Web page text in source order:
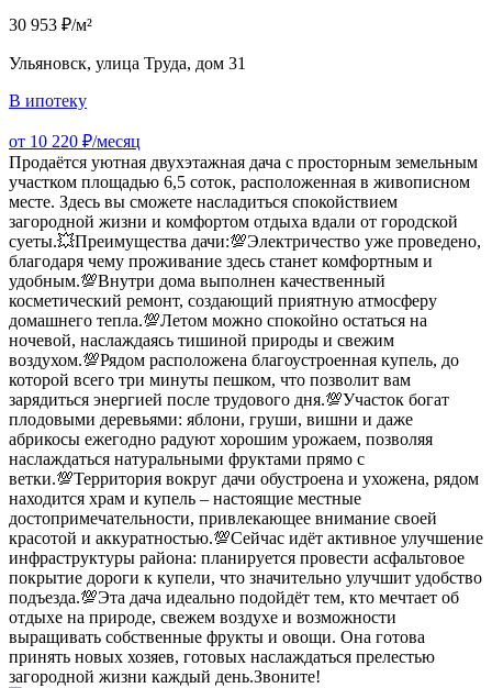
30 953 ₽/м²
Ульяновск, улица Труда, дом 31
В ипотеку
от 10 220 ₽/месяц
Продаётся уютная двухэтажная дача с просторным земельным
участком площадью 6,5 соток, расположенная в живописном
месте. Здесь вы сможете насладиться спокойствием
загородной жизни и комфортом отдыха вдали от городской
суеты.💥Преимущества дачи:💯Электричество уже проведено,
благодаря чему проживание здесь станет комфортным и
удобным.💯Внутри дома выполнен качественный
косметический ремонт, создающий приятную атмосферу
домашнего тепла.💯Летом можно спокойно остаться на
ночевой, наслаждаясь тишиной природы и свежим
воздухом.💯Рядом расположена благоустроенная купель, до
которой всего три минуты пешком, что позволит вам
зарядиться энергией после трудового дня.💯Участок богат
плодовыми деревьями: яблони, груши, вишни и даже
абрикосы ежегодно радуют хорошим урожаем, позволяя
наслаждаться натуральными фруктами прямо с
ветки.💯Территория вокруг дачи обустроена и ухожена, рядом
находится храм и купель – настоящие местные
достопримечательности, привлекающее внимание своей
красотой и аккуратностью.💯Сейчас идёт активное улучшение
инфраструктуры района: планируется провести асфальтовое
покрытие дороги к купели, что значительно улучшит удобство
подъезда.💯Эта дача идеально подойдёт тем, кто мечтает об
отдыхе на природе, свежем воздухе и возможности
выращивать собственные фрукты и овощи. Она готова
принять новых хозяев, готовых наслаждаться прелестью
загородной жизни каждый день.Звоните!